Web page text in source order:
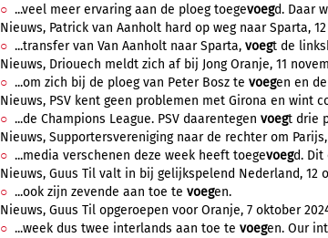
...veel meer ervaring aan de ploeg toegevoegd. Daar
Nieuws, Patrick van Aanholt hard op weg naar Sparta,
...transfer van Van Aanholt naar Sparta, voegt de
Nieuws, Driouech meldt zich af bij Jong Oranje, 11
...om zich bij de ploeg van Peter Bosz te voegen en
Nieuws, PSV kent geen problemen met Girona en wint
...de Champions League. PSV daarentegen voegt drie
Nieuws, Supportersvereniging naar de rechter om Parijs,
...media verschenen deze week heeft toegevoegd. Dit
Nieuws, Guus Til valt in bij gelijkspelend Nederland, 12
...ook zijn zevende aan toe te voegen.
Nieuws, Guus Til opgeroepen voor Oranje, 7 oktober
...week dus twee interlands aan toe te voegen. Our